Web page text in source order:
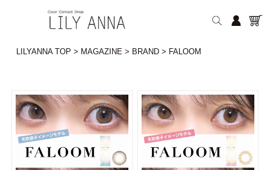
LILYANNA TOP > MAGAZINE> BRAND> FALOOM